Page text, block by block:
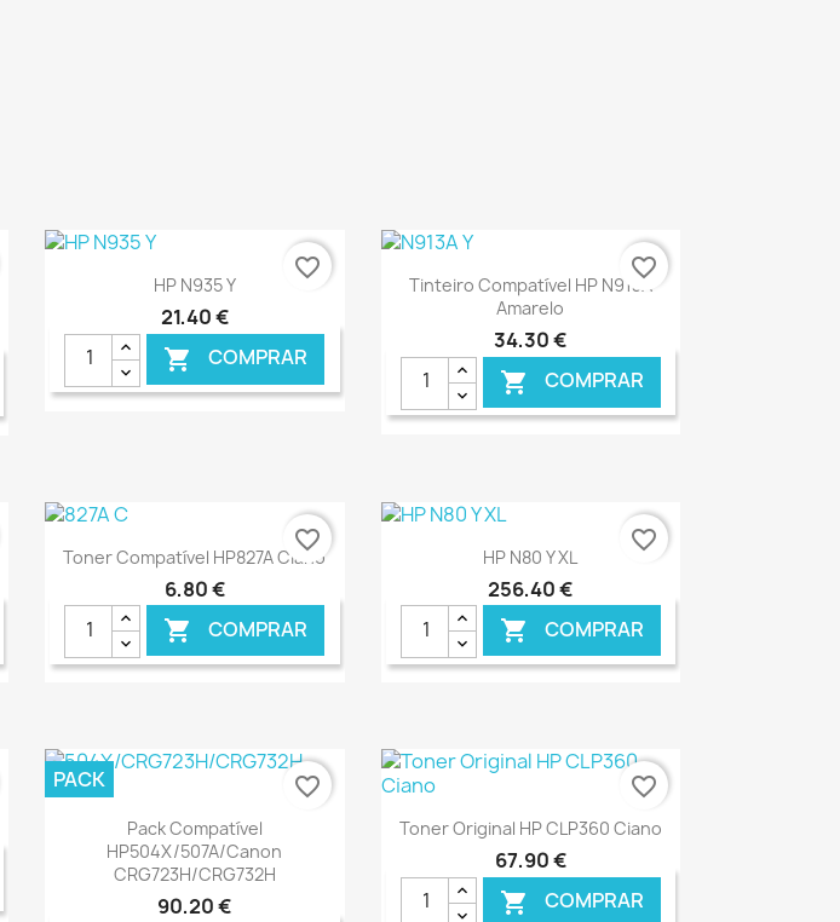
Ver+
HP N935 Y
21,40 €
 COMPRAR
favorite_border Ver+
Tinteiro Compatível HP N913A
Amarelo
34,30 €
 COMPRAR
favorite_border
Ver+
Toner Compatível HP827A Ciano
6,80 €
 COMPRAR
€ ONLINE
favorite_border Ver+
HP N80 Y XL
256,40 €
 COMPRAR
€ ONLINE
favorite_border
Ver+
Pack Compatível
HP504X/507A/Canon
CRG723H/CRG732H
90,20 €
PACK
favorite_border
Ver+
Toner Original HP CLP360 Ciano
67,90 €
 COMPRAR
favorite_border